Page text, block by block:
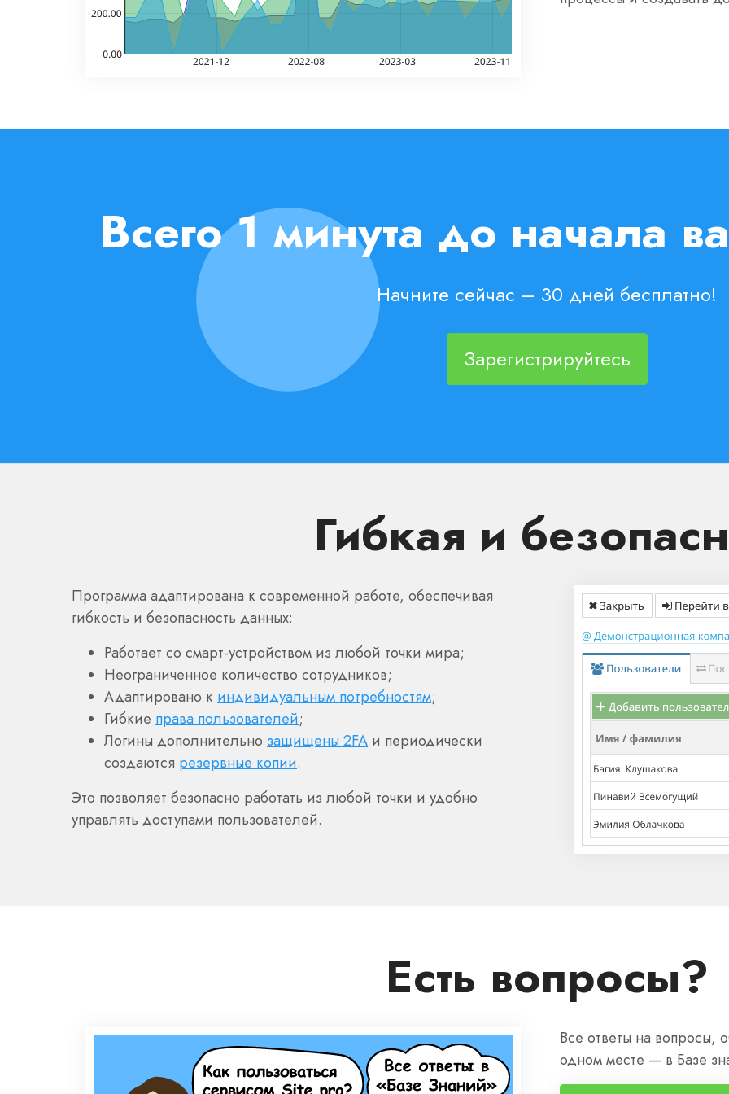
Всего 1 минута до начала
Начните сейчас – 30 дней бесплатно!
Зарегистрируйтесь
Гибкая и
Программа адаптирована к современной работе, обеспечивая
гибкость и безопасность данных:
Работает со смарт-устройством из любой точки мира;
Неограниченное количество сотрудников;
Адаптировано к индивидуальным потребностям;
Гибкие права пользователей;
Логины дополнительно защищены 2FA и периодически
создаются резервные копии.
Это позволяет безопасно работать из любой точки и удобно
управлять доступами пользователей.
Есть вопросы?
Все ответы на
одном месте — в Базе